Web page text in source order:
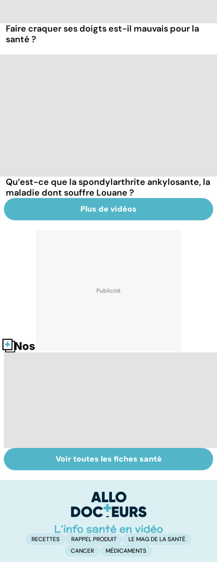
Faire craquer ses doigts est-il mauvais pour la
santé ?
Qu’est-ce que la spondylarthrite ankylosante, la
maladie dont souffre Louane ?
Plus de vidéos
Nos fiches santé
osseuse : des
La sciatique : un
symptôme
Voir toutes les fiches santé
RECETTES RAPPEL PRODUIT
LE MAG DE LA SANTÉ
CANCER
MÉDICAMENTS